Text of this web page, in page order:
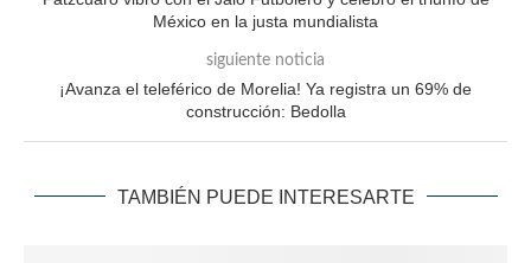
México en la justa mundialista
siguiente noticia
¡Avanza el teleférico de Morelia! Ya registra un 69% de
construcción: Bedolla
TAMBIÉN PUEDE INTERESARTE